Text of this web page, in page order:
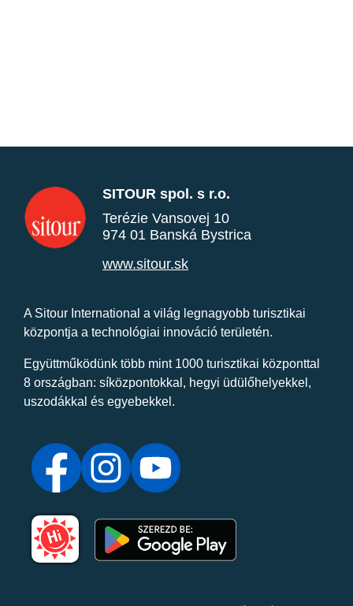
SITOUR spol. s r.o.
Terézie Vansovej 10
974 01 Banská Bystrica
www.sitour.sk
A Sitour International a világ legnagyobb turisztikai
központja a technológiai innováció területén.
Együttműködünk több mint 1000 turisztikai központtal
8 országban: síközpontokkal, hegyi üdülőhelyekkel,
uszodákkal és egyebekkel.